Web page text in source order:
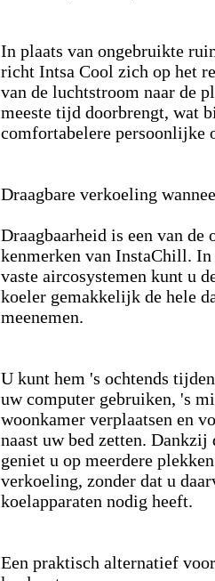
In plaats van ongebruikte
richt Intsa Cool zich op het
van de luchtstroom naar de
meeste tijd doorbrengt, wat
comfortabelere persoonlijke
Draagbare verkoeling
Draagbaarheid is een van de
kenmerken van InstaChill. In
vaste aircosystemen kunt u
koeler gemakkelijk de hele
meenemen.
U kunt hem 's ochtends
uw computer gebruiken, 's
woonkamer verplaatsen en
naast uw bed zetten. Dankzij
geniet u op meerdere
verkoeling, zonder dat u
koelapparaten nodig heeft.
Een praktisch alternatief